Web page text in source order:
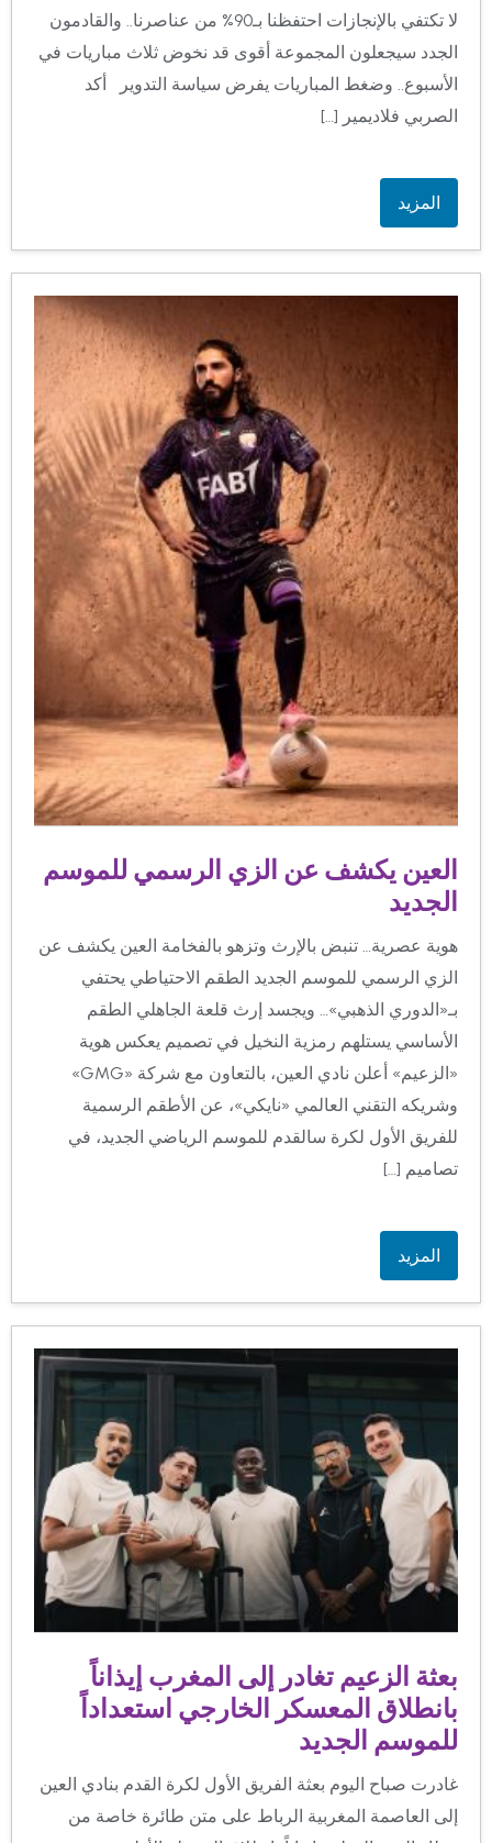
لا تكتفي بالإنجازات احتفظنا بـ90% من عناصرنا.. والقادمون
الجدد سيجعلون المجموعة أقوى قد نخوض ثلاث مباريات في
الأسبوع.. وضغط المباريات يفرض سياسة التدوير أكد
الصربي فلاديمير […]
المزيد
العين يكشف عن الزي الرسمي للموسم
الجديد
هوية عصرية… تنبض بالإرث وتزهو بالفخامة العين يكشف عن
الزي الرسمي للموسم الجديد الطقم الاحتياطي يحتفي
بـ«الدوري الذهبي»… ويجسد إرث قلعة الجاهلي الطقم
الأساسي يستلهم رمزية النخيل في تصميم يعكس هوية
«الزعيم» أعلن نادي العين، بالتعاون مع شركة «GMG»
وشريكه التقني العالمي «نايكي»، عن الأطقم الرسمية
للفريق الأول لكرة سالقدم للموسم الرياضي الجديد، في
تصاميم […]
المزيد
بعثة الزعيم تغادر إلى المغرب إيذاناً
بانطلاق المعسكر الخارجي استعداداً
للموسم الجديد
غادرت صباح اليوم بعثة الفريق الأول لكرة القدم بنادي العين
إلى العاصمة المغربية الرباط على متن طائرة خاصة من